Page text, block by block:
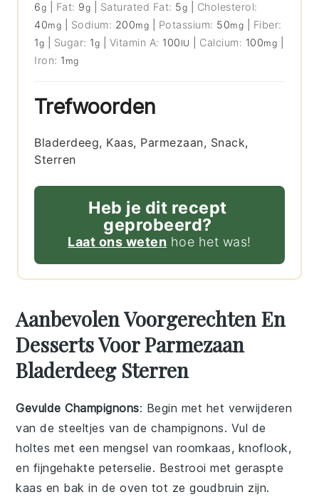
6g Fat: 9g Saturated Fat: 5g
Cholesterol:
40mg Sodium: 200mg Potassium: 50mg
Fiber:
1g Sugar: 1g Vitamin A: 100 IU Calcium: 100mg
Iron: 1 mg
Trefwoorden
Bladerdeeg, Kaas, Parmezaan, Snack,
Sterren
Heb je dit recept
geprobeerd?
Laat ons weten hoe het was!
Aanbevolen Voorgerechten En
Desserts Voor Parmezaan
Bladerdeeg Sterren
Gevulde Champignons: Begin met het verwijderen
van de steeltjes van dechampignons. Vul de
holtes met een mengsel van roomkaas, knoflook,
en fijngehakte peterselie. Bestrooi metgeraspte
kaas en bak in de oven tot ze goudbruin zijn.